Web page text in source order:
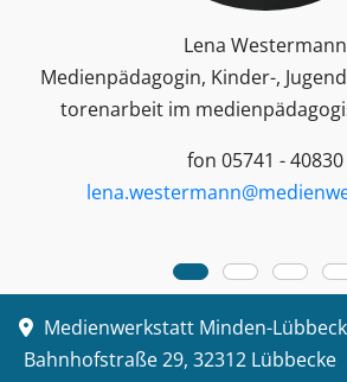
Lena Westermann
Medienpädagogin, Kinder-,
toren­arbeit im
fon 05741 - 40830
Medienwerkstatt Minden-
Bahnhofstraße 29, 32312 Lübbecke